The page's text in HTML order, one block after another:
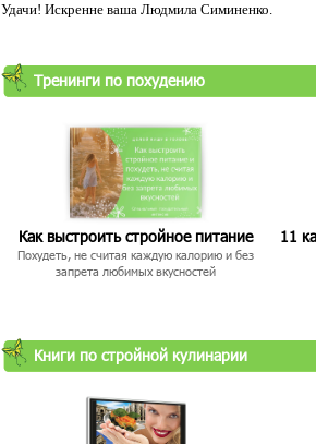
Удачи! Искренне ваша Людмила Симиненко.
Тренинги по похудению
Как выстроить стройное питание
Похудеть, не считая каждую калорию и без
запрета любимых вкусностей
11
Книги по стройной кулинарии